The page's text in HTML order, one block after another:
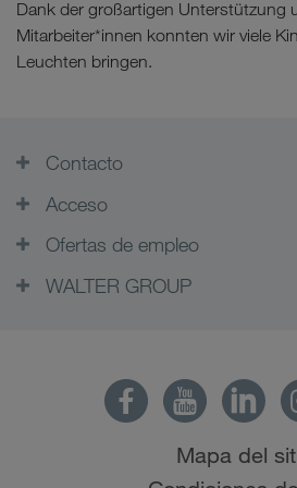
Dank der großartigen Unterstützung
Mitarbeiter*innen konnten wir viele
Leuchten bringen.
Contacto
Acceso
Ofertas de empleo
WALTER GROUP
Mapa del